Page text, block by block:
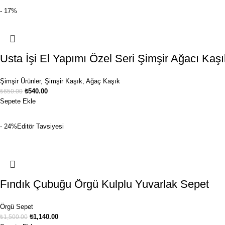
- 17%
Usta İşi El Yapımı Özel Seri Şimşir Ağacı
Şimşir Ürünler, Şimşir Kaşık Ağaç Kaşık
₺650.00 ₺540.00
Sepete Ekle
- 24% Editör Tavsiyesi
Fındık Çubuğu Örgü Kulplu Yuvarlak Sepet
Örgü Sepet
₺1,500.00 ₺1,140.00